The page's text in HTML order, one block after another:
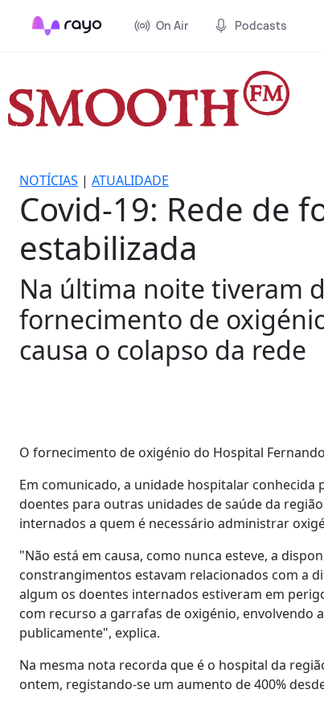
On Air Podcasts
NOTÍCIAS | ATUALIDADE
Covid-19: Rede de
estabilizada
Na última noite tiveram
fornecimento de
causa o colapso da rede
O fornecimento de oxigénio do Hospital
Em comunicado, a unidade hospitalar
doentes para outras unidades de saúde da
internados a quem é necessário administrar
"Não está em causa, como nunca esteve, a
constrangimentos estavam relacionados com a
algum os doentes internados estiveram em
com recurso a garrafas de oxigénio, envolvendo
publicamente", explica.
Na mesma nota recorda que é o hospital da
ontem, registando-se um aumento de 400%